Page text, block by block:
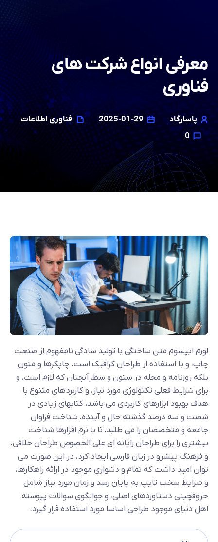
معرفی انواع شرکت های
فناوری
پاسارگاد 2025-01-29
فناوری اطلاعات
0
لورم ایپسوم متن ساختگی با تولید سادگی نامفهوم از صنعت
چاپ، و با استفاده از طراحان گرافیک است، چاپگرها و متون
بلکه روزنامه و مجله در ستون و سطرآنچنان که لازم است، و
برای شرایط فعلی تکنولوژی مورد نیاز، و کاربردهای متنوع با
هدف بهبود ابزارهای کاربردی می باشد، کتابهای زیادی در
شصت و سه درصد گذشته حال و آینده، شناخت فراوان
جامعه و متخصصان را می طلبد، تا با نرم افزارها شناخت
بیشتری را برای طراحان رایانه ای علی الخصوص طراحان خلاقی،
و فرهنگ پیشرو در زبان فارسی ایجاد کرد، در این صورت می
توان امید داشت که تمام و دشواری موجود در ارائه راهکارها،
و شرایط سخت تایپ به پایان رسد و زمان مورد نیاز شامل
حروفچینی دستاوردهای اصلی، و جوابگوی سوالات پیوسته
اهل دنیای موجود طراحی اساسا مورد استفاده قرار گیرد.